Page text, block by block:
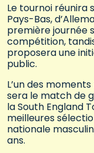
Le tournoi réunira
Pays-Bas,
première journée
compétition,
proposera une
public.
L’un des
sera le match de
la South England
meilleures
nationale
ans.